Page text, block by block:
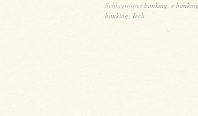
Schlagwörterbanking, e banking
banking, Tech